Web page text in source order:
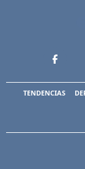
TENDENCIAS